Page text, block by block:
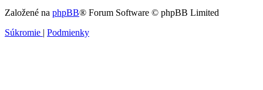
Založené na phpBB® Forum Software © phpBB Limited
Súkromie | Podmienky